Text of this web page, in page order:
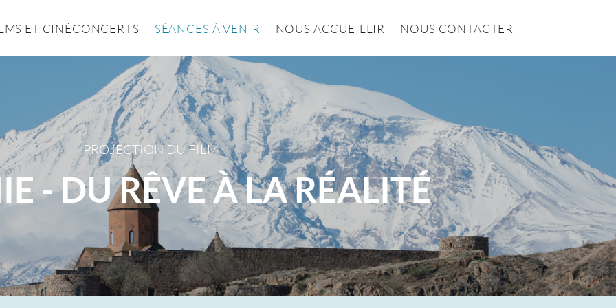
ET CINÉCONCERTS SÉANCES À VENIR NOUS ACCUEILLIR NOUS CONTACTER
PROJECTION DU FILM :
- DU RÊVE À LA RÉALITÉ